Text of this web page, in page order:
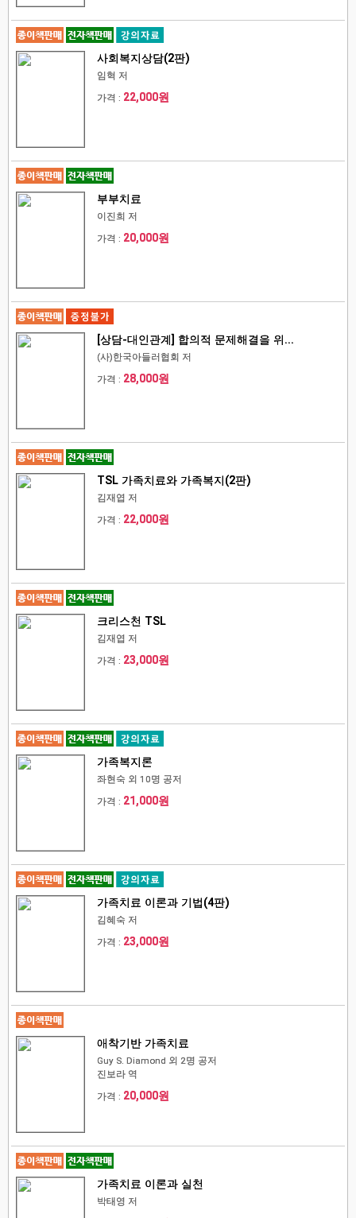
사회복지상담(2판)
임혁 저
가격 : 22,000원
부부치료
이진희 저
가격 : 20,000원
[상담-대인관계] 합의적 문제해결을 위...
(사)한국아들러협회 저
가격 : 28,000원
TSL 가족치료와 가족복지(2판)
김재엽 저
가격 : 22,000원
크리스천 TSL
김재엽 저
가격 : 23,000원
가족복지론
좌현숙 외 10명 공저
가격 : 21,000원
가족치료 이론과 기법(4판)
김혜숙 저
가격 : 23,000원
애착기반 가족치료
Guy S. Diamond 외 2명 공저
진보라 역
가격 : 20,000원
가족치료 이론과 실천
박태영 저